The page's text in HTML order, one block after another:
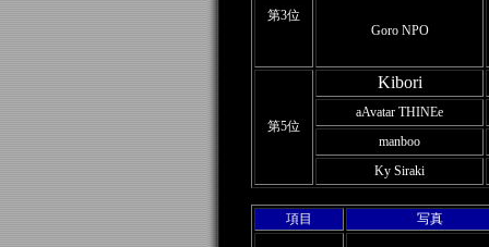
第3位
Goro NPO
第5位
Kibori
aAvatar THINEe
manboo
Ky Siraki
項目 写真